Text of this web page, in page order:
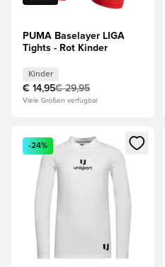
PUMA Baselayer LIGA
Tights - Rot Kinder
Kinder
€ 14,95€ 29,95
Viele Größen verfügbar
Öffnet ein Fenster zum
-24%